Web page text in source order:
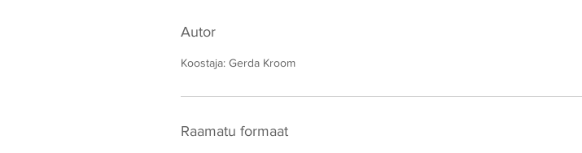
Autor
Koostaja: Gerda Kroom
Raamatu formaat